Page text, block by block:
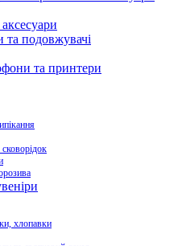
та подовжувачі
та принтери
хлопавки